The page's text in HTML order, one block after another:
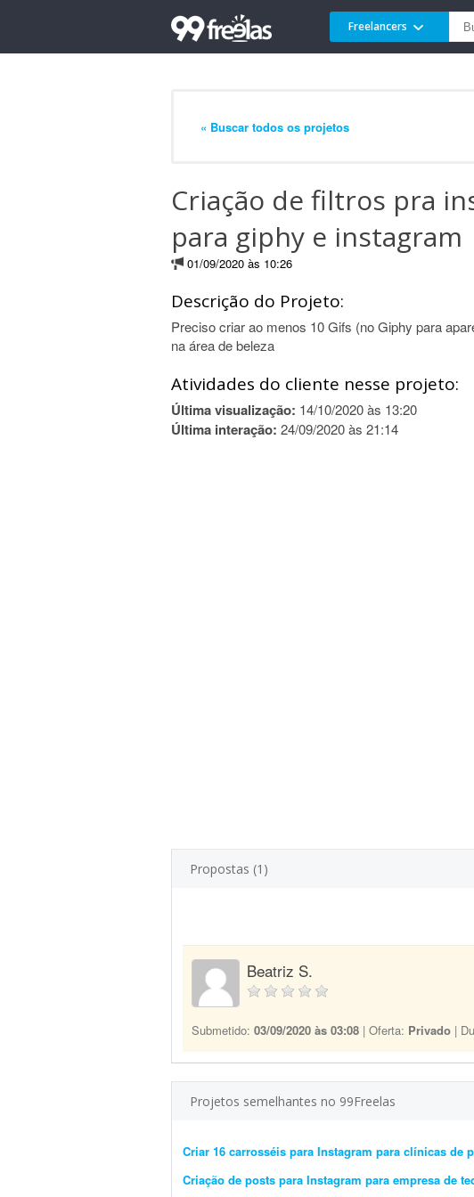
Freelancers
« Buscar todos os projetos
Criação de filtros pra
para giphy e instagram
01/09/2020 às 10:26
Descrição do Projeto:
Preciso criar ao menos 10 Gifs (no Giphy para
na área de beleza
Atividades do cliente nesse projeto:
Última visualização: 14/10/2020 às 13:20
Última interação: 24/09/2020 às 21:14
Propostas (1)
Beatriz S.
Submetido: 03/09/2020 às 03:08 | Oferta: Privado |
Projetos semelhantes no 99Freelas
Criar 16 carrosséis para Instagram para clínicas de
Criação de posts para Instagram para empresa de